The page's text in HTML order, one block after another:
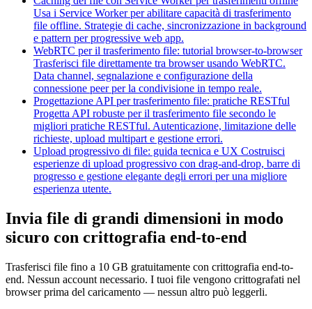
Usa i Service Worker per abilitare capacità di trasferimento
file offline. Strategie di cache, sincronizzazione in background
e pattern per progressive web app.
WebRTC per il trasferimento file: tutorial browser-to-browser
Trasferisci file direttamente tra browser usando WebRTC.
Data channel, segnalazione e configurazione della
connessione peer per la condivisione in tempo reale.
Progettazione API per trasferimento file: pratiche RESTful
Progetta API robuste per il trasferimento file secondo le
migliori pratiche RESTful. Autenticazione, limitazione delle
richieste, upload multipart e gestione errori.
Upload progressivo di file: guida tecnica e UX Costruisci
esperienze di upload progressivo con drag-and-drop, barre di
progresso e gestione elegante degli errori per una migliore
esperienza utente.
Invia file di grandi dimensioni in modo
sicuro con crittografia end-to-end
Trasferisci file fino a 10 GB gratuitamente con crittografia end-to-
end. Nessun account necessario. I tuoi file vengono crittografati nel
browser prima del caricamento — nessun altro può leggerli.